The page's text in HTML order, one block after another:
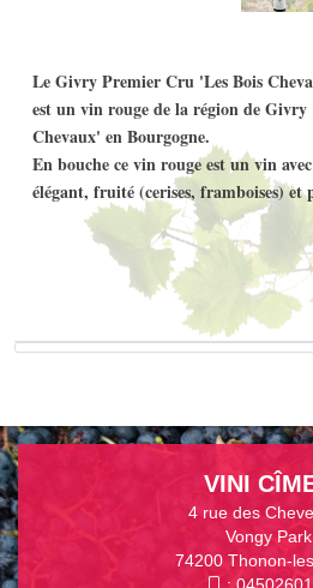
Le Givry Premier Cru 'Les Bois
est un vin rouge de la région de
Chevaux' en Bourgogne.
En bouche ce vin rouge est un vin
élégant, fruité (cerises, framboises) et
VINI
4 rue des
Vongy Park
74200 Thonon-
: